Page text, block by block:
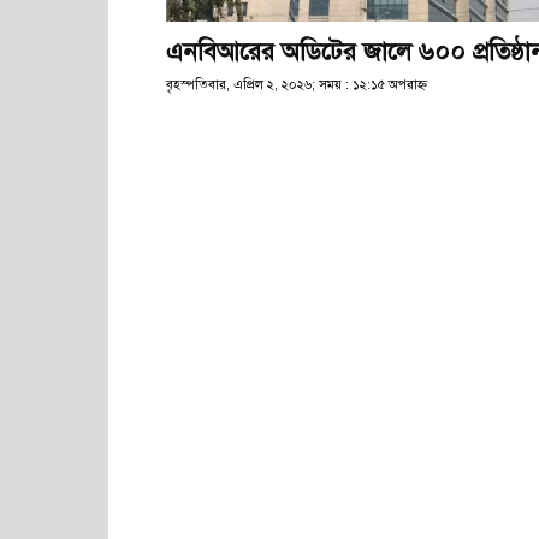
এনবিআরের অডিটের জালে ৬০০
বৃহস্পতিবার, এপ্রিল ২, ২০২৬; সময় : ১২:১৫ অপরাহ্ণ